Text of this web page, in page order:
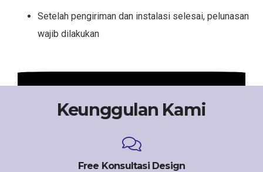
Setelah pengiriman dan instalasi selesai, pelunasan
wajib dilakukan
Keunggulan Kami
Free Konsultasi Design